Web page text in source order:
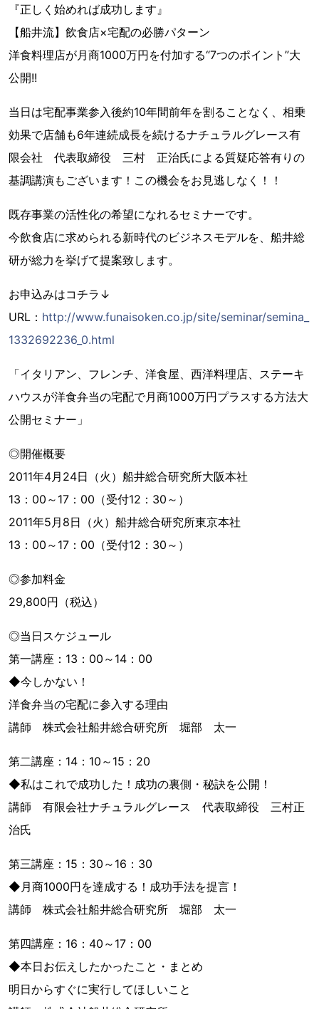
『正しく始めれば成功します』
【船井流】飲食店×宅配の必勝パターン
洋食料理店が月商1000万円を付加する“7つのポイント”大
公開!!
当日は宅配事業参入後約10年間前年を割ることなく、相乗
効果で店舗も6年連続成長を続けるナチュラルグレース有
限会社 代表取締役 三村 正治氏による質疑応答有りの
基調講演もございます！この機会をお見逃しなく！！
既存事業の活性化の希望になれるセミナーです。
今飲食店に求められる新時代のビジネスモデルを、船井総
研が総力を挙げて提案致します。
お申込みはコチラ↓
URL： http://www.funaisoken.co.jp/site/seminar/semina_
1332692236_0.html
「イタリアン、フレンチ、洋食屋、西洋料理店、ステーキ
ハウスが洋食弁当の宅配で月商1000万円プラスする方法大
公開セミナー」
◎開催概要
2011年4月24日（火）船井総合研究所大阪本社
13：00～17：00（受付12：30～）
2011年5月8日（火）船井総合研究所東京本社
13：00～17：00（受付12：30～）
◎参加料金
29,800円（税込）
◎当日スケジュール
第一講座：13：00～14：00
◆今しかない！
洋食弁当の宅配に参入する理由
講師 株式会社船井総合研究所 堀部 太一
第二講座：14：10～15：20
◆私はこれで成功した！成功の裏側・秘訣を公開！
講師 有限会社ナチュラルグレース 代表取締役 三村正
治氏
第三講座：15：30～16：30
◆月商1000円を達成する！成功手法を提言！
講師 株式会社船井総合研究所 堀部 太一
第四講座：16：40～17：00
◆本日お伝えしたかったこと・まとめ
明日からすぐに実行してほしいこと